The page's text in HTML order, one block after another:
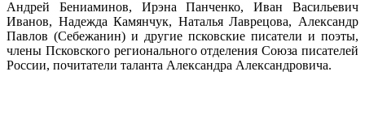
Андрей Бениаминов, Ирэна Панченко, Иван Васильевич
Иванов, Надежда Камянчук, Наталья Лаврецова, Александр
Павлов (Себежанин) и другие псковские писатели и поэты,
члены Псковского регионального отделения Союза писателей
России, почитатели таланта Александра Александровича.